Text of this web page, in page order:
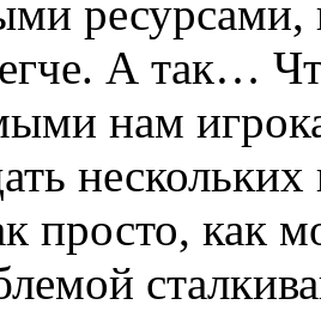
А так…
нам
просто, как